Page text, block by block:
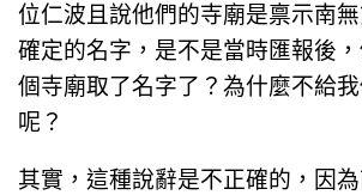
位仁波且說他們的寺廟是禀示南
確定的名字，是不是當時匯報後
個寺廟取了名字了？為什麼不給
呢？
其實，這種說辭是不正確的，因